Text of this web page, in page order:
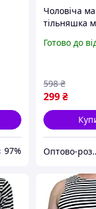
97%
Чоловіча
тільняшка
смуга ВМФ
Готово до
299 ₴
598 ₴
Оптово-